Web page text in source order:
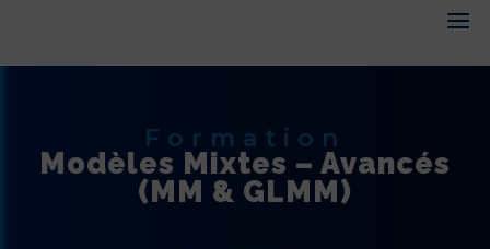
Formation
Modèles Mixtes – Avancés
(MM & GLMM)